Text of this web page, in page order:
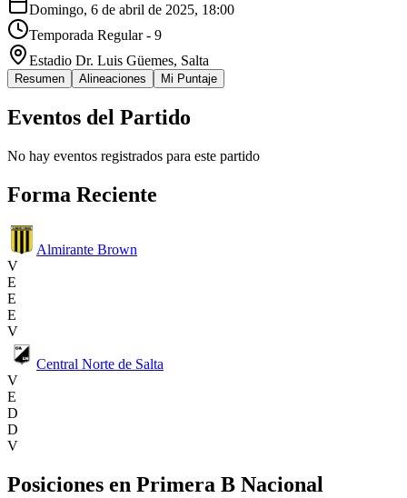
Domingo, 6 de abril de 2025, 18:00
Temporada Regular - 9
Estadio Dr. Luis Güemes, Salta
Resumen Alineaciones Mi Puntaje
Eventos del Partido
No hay eventos registrados para este partido
Forma Reciente
Almirante Brown
V
E
E
E
V
Central Norte de Salta
V
E
D
D
V
Posiciones en Primera B Nacional